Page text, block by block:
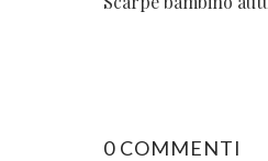
0 COMMENTI